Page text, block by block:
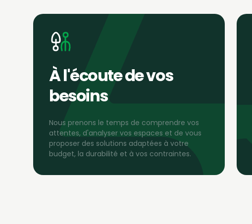
À l'écoute de vos
besoins
Nous prenons le temps de comprendre vos
attentes, d'analyser vos espaces et de vous
proposer des solutions adaptées à votre
budget, la durabilité et à vos contraintes.